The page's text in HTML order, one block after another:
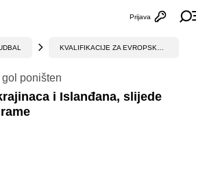
Otvori
Prijava
poništen
i Islanđana, slijede